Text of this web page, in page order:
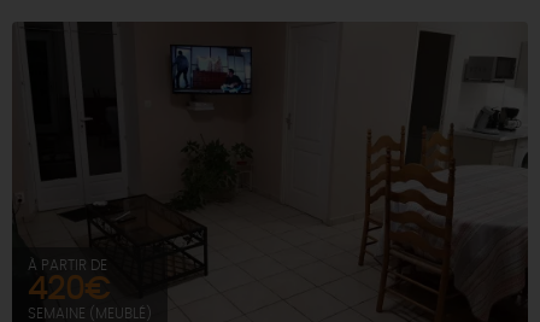
À PARTIR DE
420€
SEMAINE (MEUBLÉ)